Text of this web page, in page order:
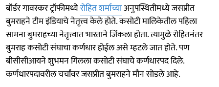
बॉर्डर गावस्कर ट्रॉफीमध्येरोहित शर्माच्याअनुपस्थितीमध्ये जसप्रीत
बुमराहने टीम इंडियाचे नेतृत्त्व केले होते. कसोटी मालिकेतील पहिला
सामना बुमराहच्या नेतृत्त्वात भारताने जिंकला होता. त्यामुळे रोहितनंतर
बुमराह कसोटी संघाचा कर्णधार होईल असे म्हटले जात होते. पण
बीसीसीआयने शुभमन गिलला कसोटी संघाचे कर्णधारपद दिले.
कर्णधारपदावरील चर्चांवर जसप्रीत बुमराहने मौन सोडले आहे.